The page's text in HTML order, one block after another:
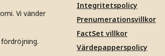
Vi vänder
Integritetspolicy
Prenumerationsvillkor
FactSet villkor
Värdepapperspolicy